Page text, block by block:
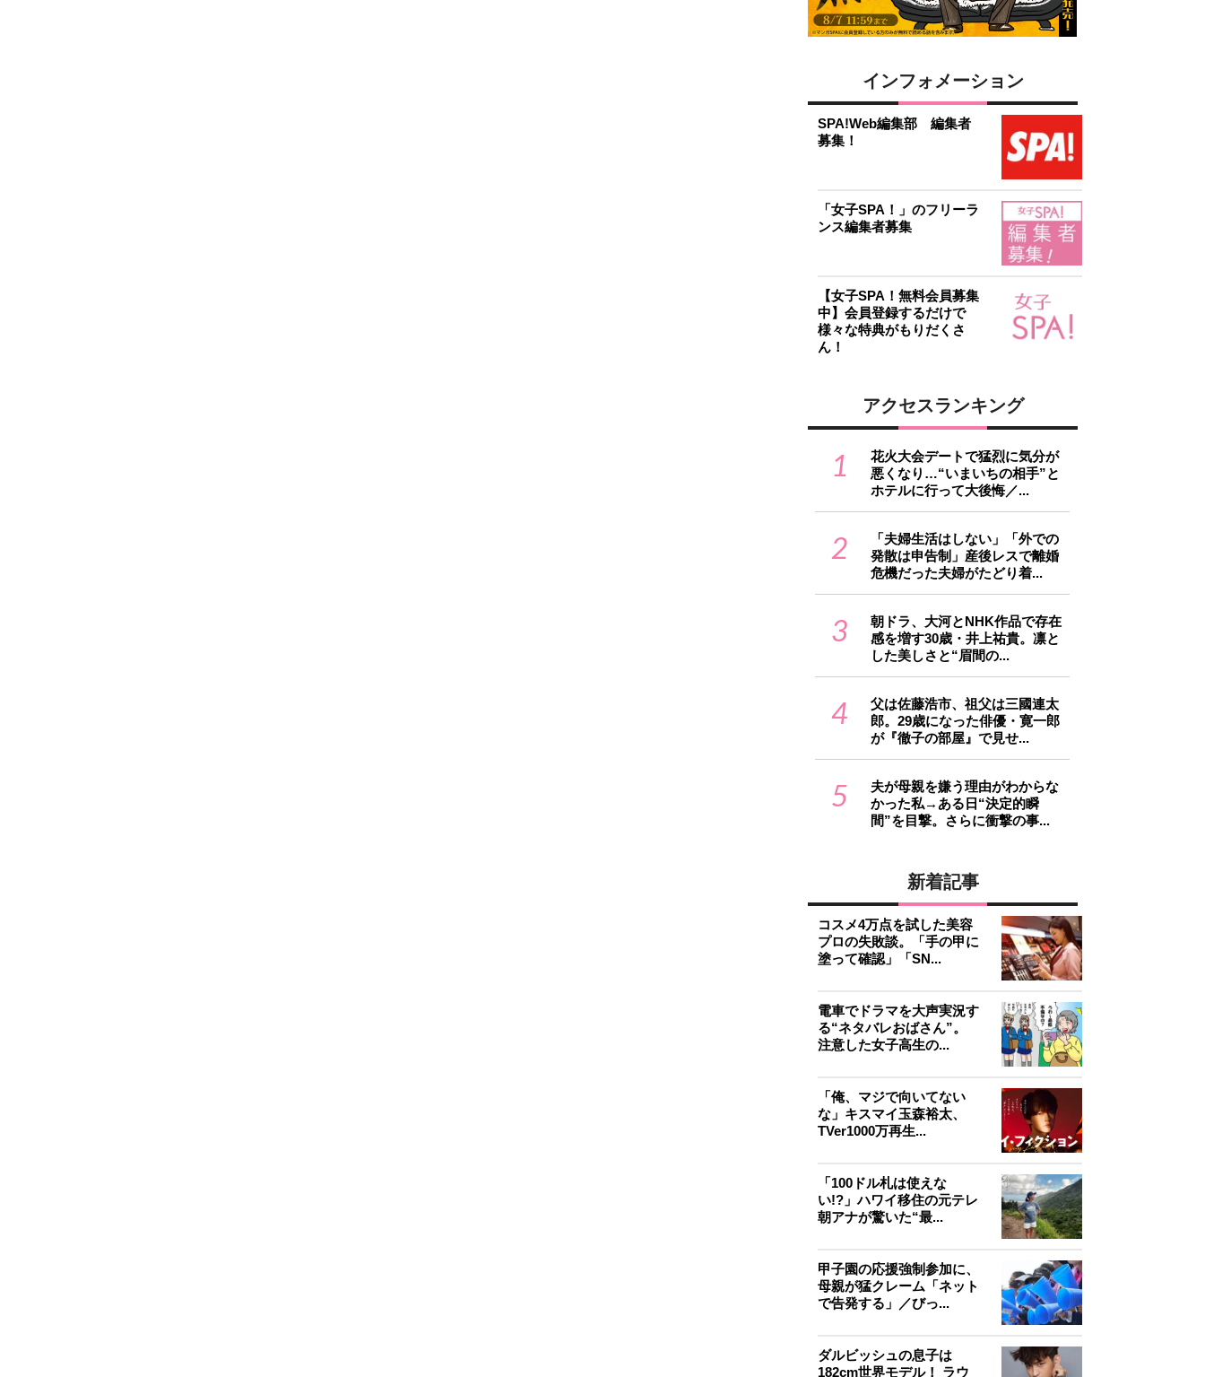
インフォメーション
SPA!Web編集部 編集者
募集！
「女子SPA！」のフリーラ
ンス編集者募集
【女子SPA！無料会員募集
中】会員登録するだけで
様々な特典がもりだくさ
ん！
アクセスランキング
1
花火大会デートで猛烈に気分が
悪くなり…“いまいちの相手”と
ホテルに行って大後悔／...
2
「夫婦生活はしない」「外での
発散は申告制」産後レスで離婚
危機だった夫婦がたどり着...
3
朝ドラ、大河とNHK作品で存在
感を増す30歳・井上祐貴。凛と
した美しさと“眉間の...
4
父は佐藤浩市、祖父は三國連太
郎。29歳になった俳優・寛一郎
が『徹子の部屋』で見せ...
5
夫が母親を嫌う理由がわからな
かった私→ある日“決定的瞬
間”を目撃。さらに衝撃の事...
新着記事
コスメ4万点を試した美容
プロの失敗談。「手の甲に
塗って確認」「SN...
電車でドラマを大声実況す
る“ネタバレおばさん”。
注意した女子高生の...
「俺、マジで向いてない
な」キスマイ玉森裕太、
TVer1000万再生...
「100ドル札は使えな
い!?」ハワイ移住の元テレ
朝アナが驚いた“最...
甲子園の応援強制参加に、
母親が猛クレーム「ネット
で告発する」／びっ...
ダルビッシュの息子は
182cm世界モデル！ ラウ